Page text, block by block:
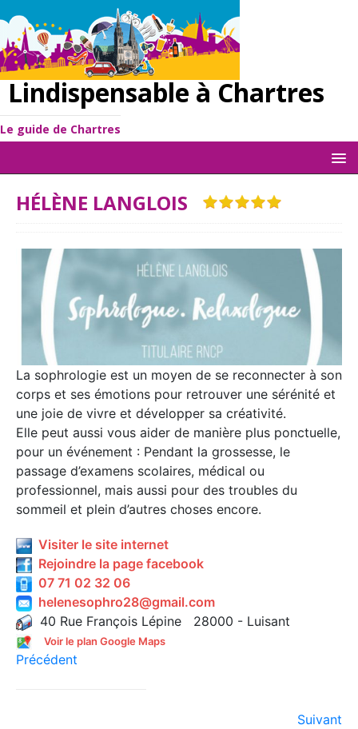
Lindispensable à Chartres
Le guide de Chartres
HÉLÈNE LANGLOIS
La sophrologie est un moyen de se reconnecter à son
corps et ses émotions pour retrouver une sérénité et
une joie de vivre et développer sa créativité.
Elle peut aussi vous aider de manière plus ponctuelle,
pour un événement : Pendant la grossesse, le
passage d’examens scolaires, médical ou
professionnel, mais aussi pour des troubles du
sommeil et plein d’autres choses encore.
Visiter le site internet
Rejoindre la page facebook
07 71 02 32 06
helenesophro28@gmail.com
40 Rue François Lépine 28000 - Luisant
Voir le plan Google Maps
Précédent
Suivant